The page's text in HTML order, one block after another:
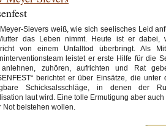
Sievers weiß, wie sich seelisches Leid
das Leben nimmt. Heute ist er dabei,
von einem Unfalltod überbringt. Als
leistet er erste Hilfe für die
zuhören, aufrichten und Rat
berichtet er über Einsätze, die
Schicksalsschläge, in denen der
laut wird. Eine tolle Ermutigung aber
Not beistehen wollen.